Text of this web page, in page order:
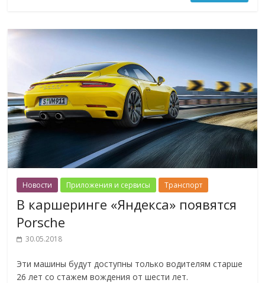
Новости Приложения и сервисы Транспорт
В каршеринге «Яндекса» появятся
Porsche
30.05.2018
Эти машины будут доступны только водителям старше
26 лет со стажем вождения от шести лет.